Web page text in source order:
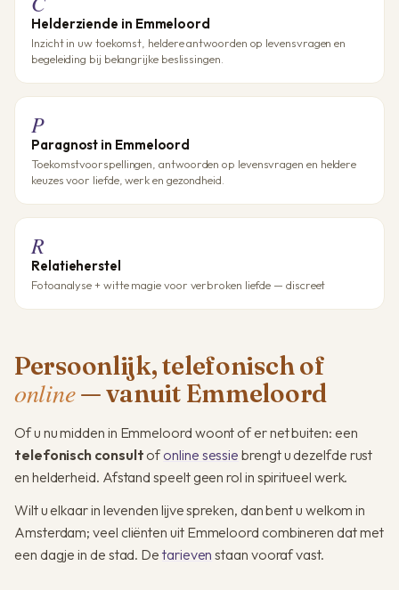
Helderziende in Emmeloord
Inzicht in uw toekomst, heldere antwoorden op levensvragen en
begeleiding bij belangrijke beslissingen.
P
Paragnost in Emmeloord
Toekomstvoorspellingen, antwoorden op levensvragen en heldere
keuzes voor liefde, werk en gezondheid.
R
Relatieherstel
Fotoanalyse + witte magie voor verbroken liefde — discreet
Persoonlijk, telefonisch of
online— vanuit Emmeloord
Of u nu midden in Emmeloord woont of er net buiten: een
telefonisch consult of online sessie brengt u dezelfde rust
en helderheid. Afstand speelt geen rol in spiritueel werk.
Wilt u elkaar in levenden lijve spreken, dan bent u welkom in
Amsterdam; veel cliënten uit Emmeloord combineren dat met
een dagje in de stad. De tarieven staan vooraf vast.